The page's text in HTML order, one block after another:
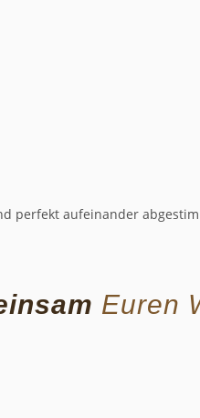
perfekt aufeinander
Euren